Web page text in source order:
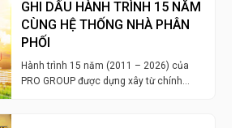
GHI DẤU HÀNH TRÌNH 15 NĂM
CÙNG HỆ THỐNG NHÀ PHÂN
PHỐI
Hành trình 15 năm (2011 – 2026) của
PRO GROUP được dựng xây từ chính…